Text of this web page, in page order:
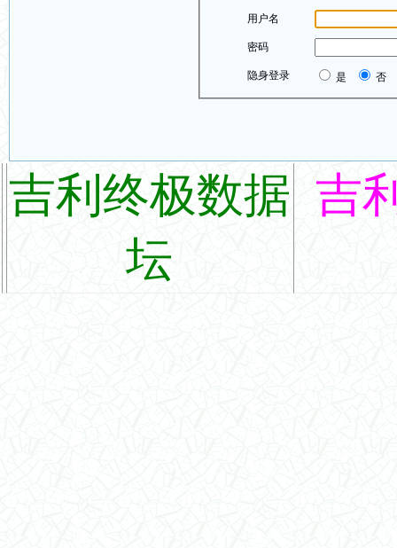
用户名
密码
隐身登录 是 否
吉利终极数据
坛
吉